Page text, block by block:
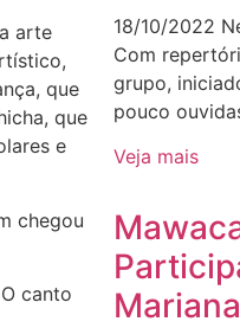
arte
que
que
e
chegou
canto
18/10/2022
Com
grupo,
pouco
Veja mais